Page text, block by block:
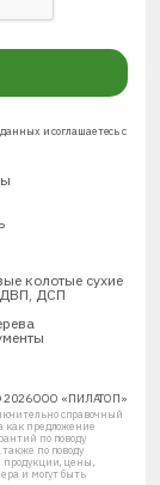
и соглашаетесь с
колотые сухие
ДВП, ДСП
2026 ООО «ПИЛАТОП»
справочный
как предложение
по поводу
по поводу
продукции, цены,
и могут быть